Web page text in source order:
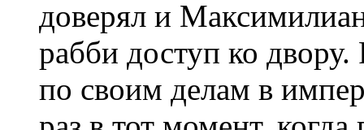
доверял и
рабби доступ ко
по своим делам в